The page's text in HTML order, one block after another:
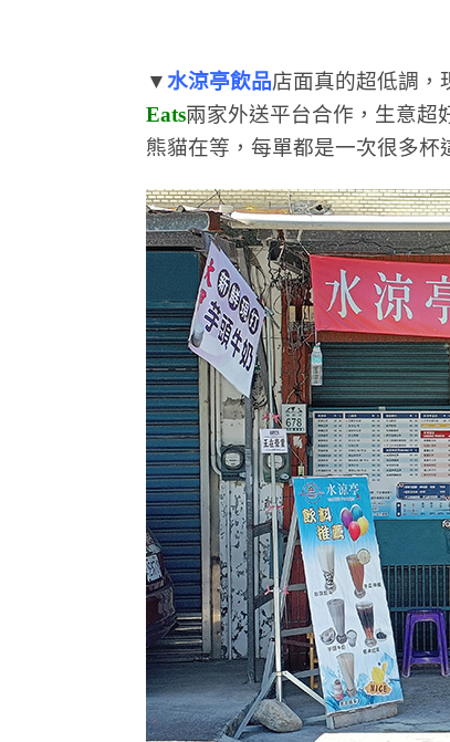
▼水涼亭飲品店面真的超低調，
Eats兩家外送平台合作，生意超
熊貓在等，每單都是一次很多杯